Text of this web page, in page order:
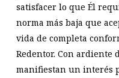
satisfacer lo que Él
norma más baja que
vida de completa
Redentor. Con ardiente
manifiestan un interés